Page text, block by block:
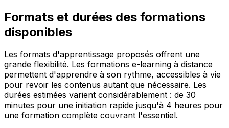
Formats et durées des formations
disponibles
Les formats d'apprentissage proposés offrent une
grande flexibilité. Les formations e-learning à distance
permettent d'apprendre à son rythme, accessibles à vie
pour revoir les contenus autant que nécessaire. Les
durées estimées varient considérablement : de 30
minutes pour une initiation rapide jusqu'à 4 heures pour
une formation complète couvrant l'essentiel.